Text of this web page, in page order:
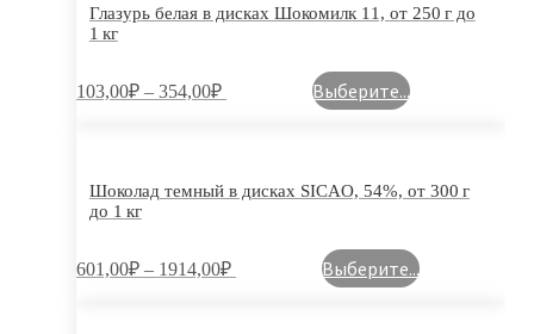
Глазурь белая в дисках Шокомилк 11, от 250 г до
1 кг
103,00₽ – 354,00₽ Выберите...
Шоколад темный в дисках SICAO, 54%, от 300 г
до 1 кг
601,00₽ – 1914,00₽ Выберите...